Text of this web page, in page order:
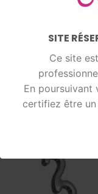
SITE
Ce site
En poursuivant
certifiez être
Marquage laser
OFFERT POUR
PRODUITS